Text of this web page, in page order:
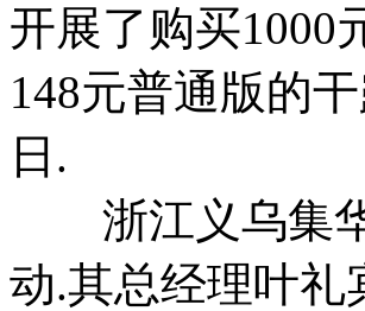
开展了购买1000
148元普通版的
日.
浙江义乌集华
动.其总经理叶礼